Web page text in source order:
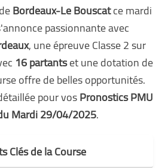
Bordeaux-Le Bouscatce mardi
passionnante avec
, une épreuve Classe 2 sur
16 partantset une dotation de
offre de belles opportunités.
pour vosPronostics PMU
Mardi 29/04/2025.
Clés de la Course